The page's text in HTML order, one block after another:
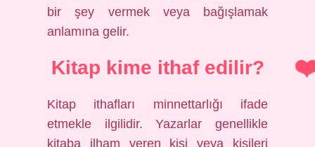
bir şey vermek veya bağışlamak
anlamına gelir.
Kitap kime ithaf edilir?
Kitap ithafları minnettarlığı ifade
etmekle ilgilidir. Yazarlar genellikle
kitaba ilham veren kişi veya kişileri